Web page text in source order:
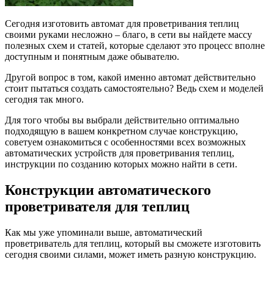
Сегодня изготовить автомат для проветривания теплиц
своими руками несложно – благо, в сети вы найдете массу
полезных схем и статей, которые сделают это процесс вполне
доступным и понятным даже обывателю.
Другой вопрос в том, какой именно автомат действительно
стоит пытаться создать самостоятельно? Ведь схем и моделей
сегодня так много.
Для того чтобы вы выбрали действительно оптимально
подходящую в вашем конкретном случае конструкцию,
советуем ознакомиться с особенностями всех возможных
автоматических устройств для проветривания теплиц,
инструкции по созданию которых можно найти в сети.
Конструкции автоматического
проветривателя для теплиц
Как мы уже упоминали выше, автоматический
проветриватель для теплиц, который вы сможете изготовить
сегодня своими силами, может иметь разную конструкцию.